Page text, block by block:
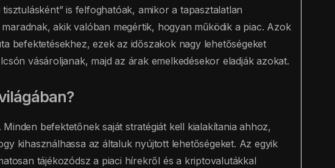
is felfoghatóak, amikor a tapasztalatlan
akik valóban megértik, hogyan működik a piac. Azok
befektetésekhez, ezek az időszakok nagy lehetőségeket
vásároljanak, majd az árak emelkedésekor eladják azokat.
befektetőnek saját stratégiát kell kialakítania ahhoz,
kihasználhassa az általuk nyújtott lehetőségeket. Az egyik
tájékozódsz a piaci hírekről és a kriptovalutákkal